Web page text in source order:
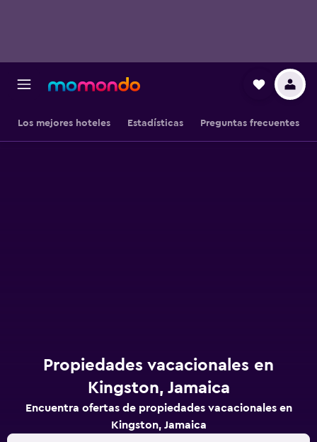
Los mejores hoteles Estadísticas Preguntas frecuentes
Propiedades vacacionales en
Kingston, Jamaica
Encuentra ofertas de propiedades vacacionales en
Kingston, Jamaica